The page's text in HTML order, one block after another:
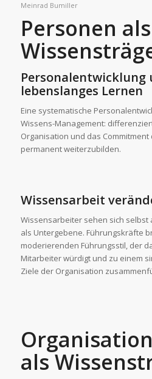
Meinrad Bumiller
Personen als
Personalentwicklung
lebenslanges Lernen
Eine systematische
Wissens-Management:
Organisation und das
permanent weiterzubilden.
Wissensarbeit
Wissensarbeiter sehen sich selbst
als Untergebene. Führungskräfte
moderierenden Führungsstil, der
Mitarbeiter würdigt und zu einem
Ziele der Organisation
als